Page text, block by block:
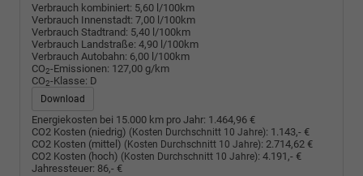
Verbrauch kombiniert: 5,60 l/100km
Verbrauch Innenstadt: 7,00 l/100km
Verbrauch Stadtrand: 5,40 l/100km
Verbrauch Landstraße: 4,90 l/100km
Verbrauch Autobahn: 6,00 l/100km
CO2-Emissionen: 127,00 g/km
CO2-Klasse: D
Download
Energiekosten bei 15.000 km pro Jahr: 1.464,96 €
CO2 Kosten (niedrig) (Kosten Durchschnitt 10 Jahre): 1.143,- €
CO2 Kosten (mittel) (Kosten Durchschnitt 10 Jahre): 2.714,62 €
CO2 Kosten (hoch) (Kosten Durchschnitt 10 Jahre): 4.191,- €
Jahressteuer: 86,- €